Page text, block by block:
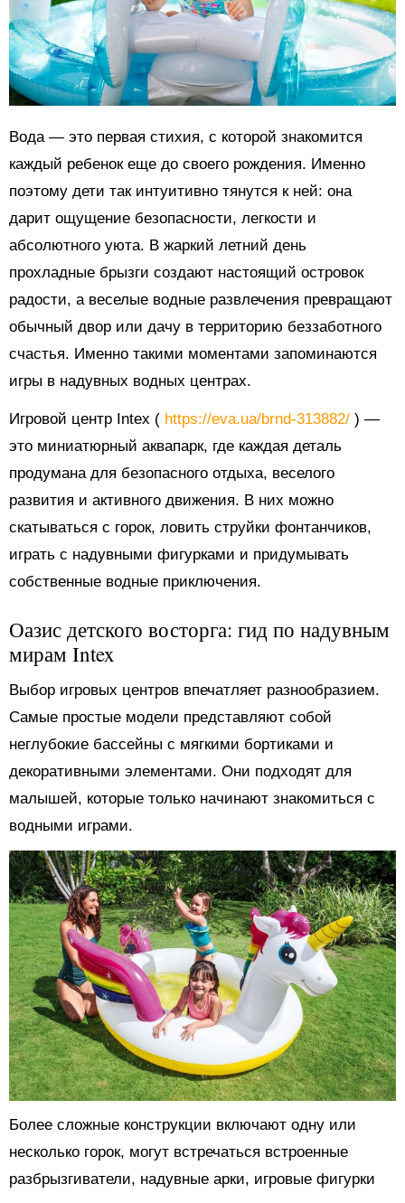
Вода — это первая стихия, с которой знакомится
каждый ребенок еще до своего рождения. Именно
поэтому дети так интуитивно тянутся к ней: она
дарит ощущение безопасности, легкости и
абсолютного уюта. В жаркий летний день
прохладные брызги создают настоящий островок
радости, а веселые водные развлечения превращают
обычный двор или дачу в территорию беззаботного
счастья. Именно такими моментами запоминаются
игры в надувных водных центрах.
Игровой центр Intex ( https://eva.ua/brnd-313882/ ) —
это миниатюрный аквапарк, где каждая деталь
продумана для безопасного отдыха, веселого
развития и активного движения. В них можно
скатываться с горок, ловить струйки фонтанчиков,
играть с надувными фигурками и придумывать
собственные водные приключения.
Оазис детского восторга: гид по надувным
мирам Intex
Выбор игровых центров впечатляет разнообразием.
Самые простые модели представляют собой
неглубокие бассейны с мягкими бортиками и
декоративными элементами. Они подходят для
малышей, которые только начинают знакомиться с
водными играми.
Более сложные конструкции включают одну или
несколько горок, могут встречаться встроенные
разбрызгиватели, надувные арки, игровые фигурки